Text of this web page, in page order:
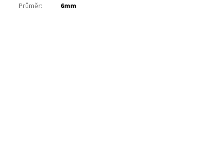
Průměr: 6mm